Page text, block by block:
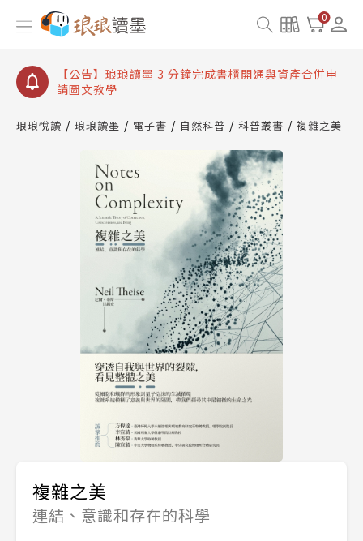
0
【公告】琅琅讀墨數位閱讀資產合併與書櫃開通申請
【公告】琅琅讀墨書櫃開通常見問題
【公告】琅琅讀墨 3 分鐘完成書櫃開通與資產合併申
請圖文教學
查詢
【公告】琅琅讀墨數位閱讀資產合併與書櫃開通申請
琅琅悅讀 琅琅讀墨 電子書 自然科普 科普叢書 複雜之美
複雜之美
連結、意識和存在的科學